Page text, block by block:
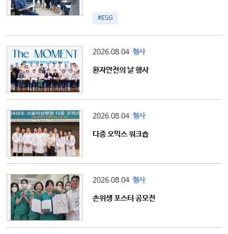
#ESG
2026.08.04 행사
환자안전의 날 행사
2026.08.04 행사
다중 오믹스 워크숍
2026.08.04 행사
손위생 포스터 공모전